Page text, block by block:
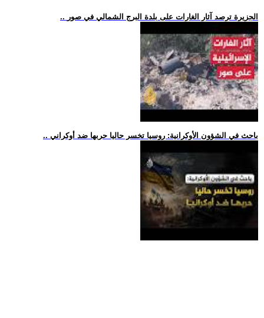
.. الجزيرة ترصد آثار الغارات على بلدة البرج الشمالي في صور
.. باحث في الشؤون الأوكرانية: روسيا تخسر حاليا حربها ضد أوكراني